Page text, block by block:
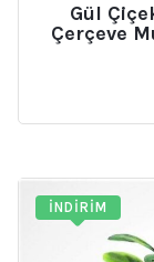
Gül
Çerçeve
İNDIRIM